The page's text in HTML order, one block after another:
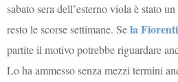
sabato sera dell’esterno viola è stato
resto le scorse settimane. Sela
partite il motivo potrebbe riguardare
Lo ha ammesso senza mezzi termini